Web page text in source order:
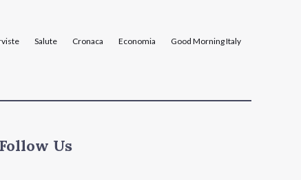
Salute Cronaca Economia Good Morning Italy
Follow Us